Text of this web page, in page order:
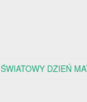
ŚWIATOWY DZIEŃ